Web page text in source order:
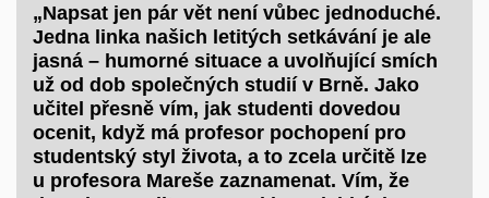
„Napsat jen pár vět není vůbec jednoduché.
Jedna linka našich letitých setkávání je ale
jasná – humorné situace a uvolňující smích
už od dob společných studií v Brně. Jako
učitel přesně vím, jak studenti dovedou
ocenit, když má profesor pochopení pro
studentský styl života, a to zcela určitě lze
u profesora Mareše zaznamenat. Vím, že